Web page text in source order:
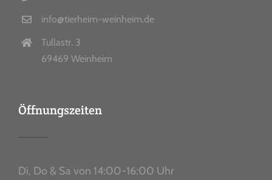
info@tierheim-weinheim.de
Tullastr. 3
69469 Weinheim
Öffnungszeiten
Di, Do & Sa von 14:00-16:00 Uhr